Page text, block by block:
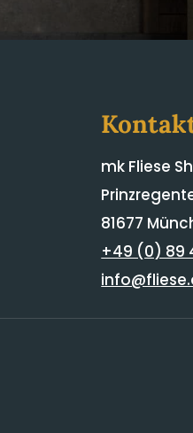
mk Fliese
81677
+49 (0) 89